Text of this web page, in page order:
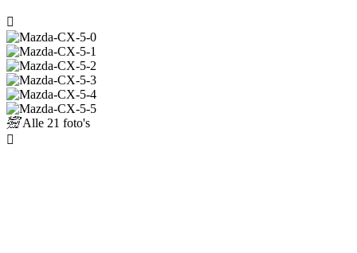
Alle 21 foto's